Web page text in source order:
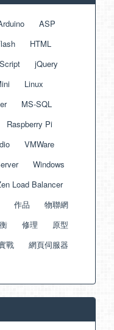
ASP
HTML
jQuery
Linux
MS-SQL
Raspberry Pi
VMWare
Windows
Load Balancer
作品
物聯網
修理
原型
戰
網頁伺服器